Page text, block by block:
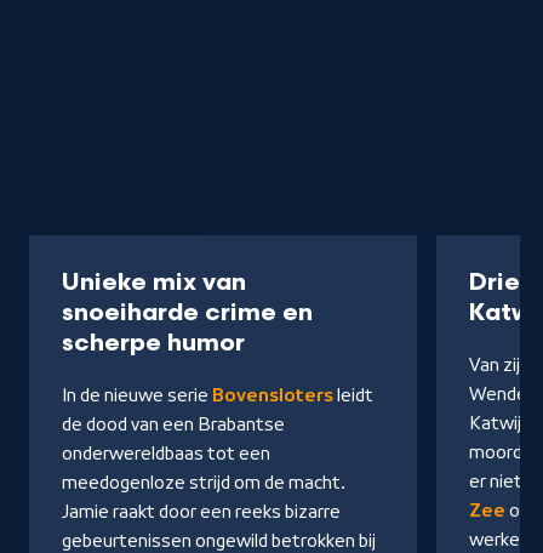
Unieke mix van
snoeiharde crime en
scherpe humor-
op
NPO
Start
In de nieuwe serie Bovensloters leidt
de dood van een Brabantse
onderwereldbaas tot een
meedogenloze strijd om de macht.
Jamie raakt door een reeks bizarre
gebeurtenissen ongewild betrokken bij
Drie
Van zijn
Wendel
er niet
Zee
werkelijk